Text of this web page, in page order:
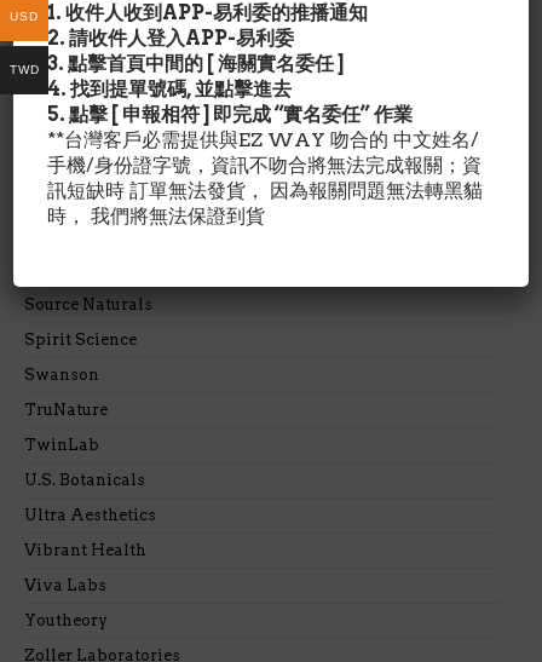
Olympian Labs
Optimum Nutrition
Pet Naturals of Vermont
Planetary Formulas
Rogaine
Rotta Pharmaceuticals Inc
Source Naturals
Spirit Science
Swanson
TruNature
TwinLab
U.S. Botanicals
Ultra Aesthetics
Vibrant Health
Viva Labs
Youtheory
Zoller Laboratories
1. 收件人收到APP-易利委的推播通知
2. 請收件人登入APP-易利委
3. 點擊首頁中間的 [ 海關實名委任 ]
4. 找到提單號碼, 並點擊進去
5. 點擊 [ 申報相符 ] 即完成 “實名委任” 作業
**台灣客戶必需提供與EZ WAY 吻合的 中文姓名/
手機/身份證字號，資訊不吻合將無法完成報關；資
訊短缺時 訂單無法發貨， 因為報關問題無法轉黑貓
時， 我們將無法保證到貨
USD
TWD